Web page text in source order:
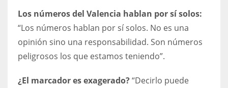
DEN
24
Los números del Valencia hablan por sí solos:
“Los números hablan por sí solos. No es una
opinión sino una responsabilidad. Son números
peligrosos los que estamos teniendo”.
¿El marcador es exagerado?“Decirlo puede